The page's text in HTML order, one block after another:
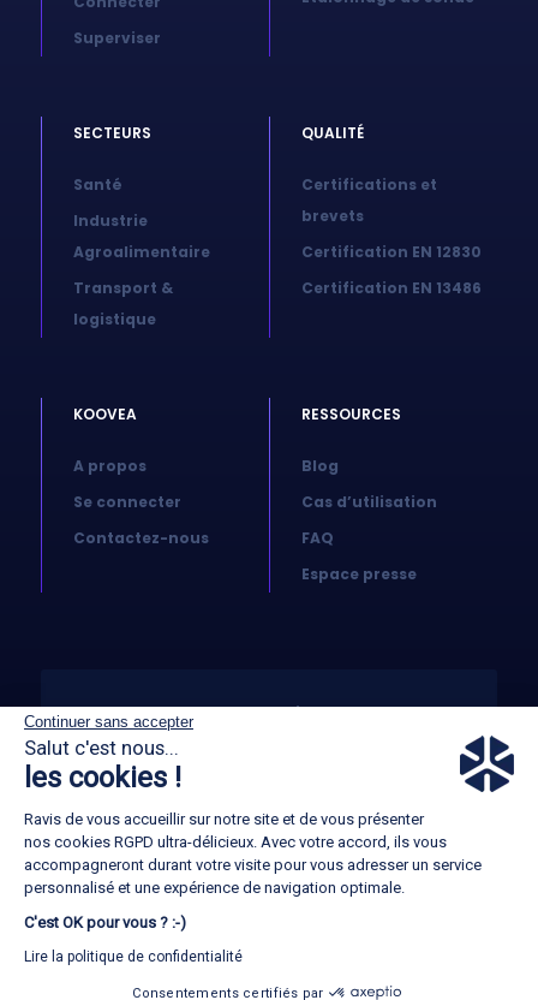
Continuer sans accepter
Salut c'est nous...
les cookies !
Ravis de vous accueillir sur notre site et de vous présenter
nos cookies RGPD ultra-délicieux. Avec votre accord, ils vous
accompagneront durant votre visite pour vous adresser un service
personnalisé et une expérience de navigation optimale.
C'est OK pour vous ? :-)
Lire la politique de confidentialité
Consentements certifiés par
Superviser
SECTEURS
Santé
Industrie
Agroalimentaire
Transport &
logistique
QUALITÉ
Certifications et
brevets
Certification EN 12830
Certification EN 13486
KOOVEA
A propos
Se connecter
Contactez-nous
RESSOURCES
Blog
Cas d’utilisation
FAQ
Espace presse
© 2026 Koovea. All right reserved
GTC
Mentions légales